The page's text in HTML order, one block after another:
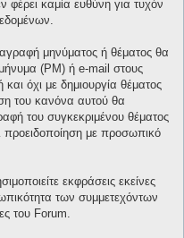
καμία ευθύνη για τυχόν
μηνύματος ή θέματος θα
(PM) ή e-mail στους
και όχι με δημιουργία θέματος
του κανόνα αυτού θα
του συγκεκριμένου θέματος
προειδοποίηση με προσωπικό
εκφράσεις εκείνες
των συμμετεχόντων
του Forum.